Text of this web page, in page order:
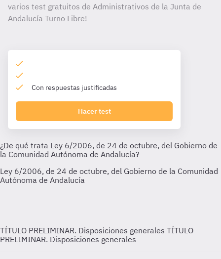
varios test gratuitos de Administrativos de la Junta de
Andalucía Turno Libre!
Con respuestas justificadas
Hacer test
TÍTULO PRELIMINAR. Disposiciones generales TÍTULO
PRELIMINAR. Disposiciones generales